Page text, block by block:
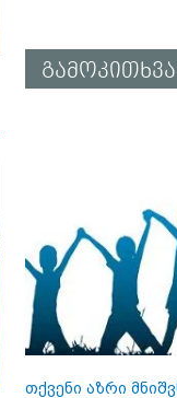
გამოკითხვა
თქვენი აზრი